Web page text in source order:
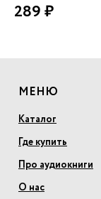
289 ₽
МЕНЮ
Каталог
Где купить
Про аудиокниги
О нас